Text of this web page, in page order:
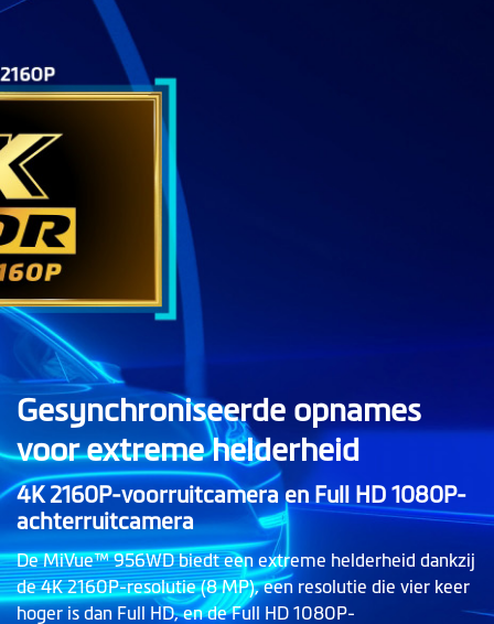
Gesynchroniseerde opnames
voor extreme helderheid
4K 2160P-voorruitcamera en Full HD 1080P-
achterruitcamera
De MiVue™ 956WD biedt een extreme helderheid dankzij
de 4K 2160P-resolutie (8 MP), een resolutie die vier keer
hoger is dan Full HD, en de Full HD 1080P-